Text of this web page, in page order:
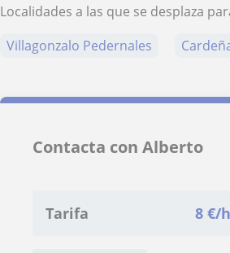
Localidades a las que se desplaza
Villagonzalo Pedernales
Contacta con Alberto
Tarifa 8 €/h